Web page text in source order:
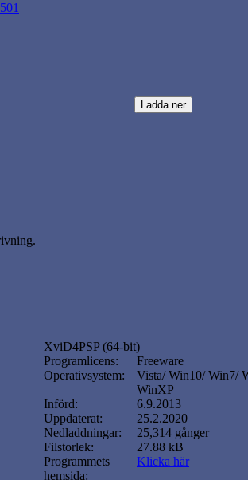
XviD4PSP (64-bit)
Programlicens:
Freeware
Operativsystem:
Vista/ Win10/ Win7/
WinXP
Införd:
6.9.2013
Uppdaterat:
25.2.2020
Nedladdningar:
25,314 gånger
Filstorlek:
27.88 kB
Programmets
hemsida:
Klicka här